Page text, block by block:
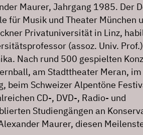
Maurer, Jahrgang 1985. Der
für Musik und Theater München
Privatuniversität in Linz,
(assoz. Univ.
Nach rund 500 gespielten
am Stadttheater Meran,
beim Schweizer Alpentöne
CD-, DVD-, Radio- und
Studiengängen an
Maurer, diesen